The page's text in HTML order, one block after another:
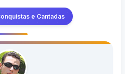
e Cantadas